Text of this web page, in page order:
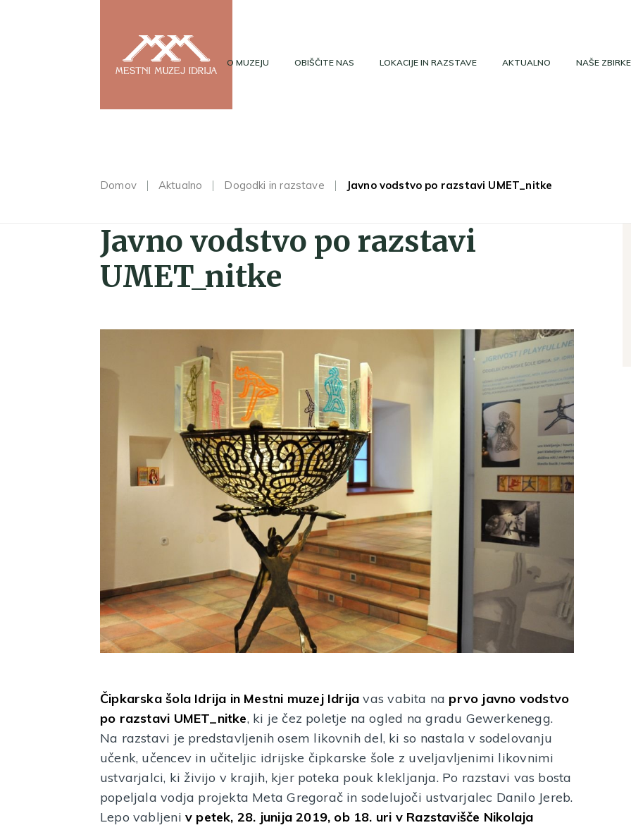
O MUZEJU OBIŠČITE NAS LOKACIJE IN RAZSTAVE AKTUALNO NAŠE ZBIRKE
Domov Aktualno Dogodki in razstave Javno vodstvo po razstavi UMET_nitke
Javno vodstvo po razstavi
UMET_nitke
Čipkarska šola Idrija in Mestni muzej Idrija vas vabita na prvo javno vodstvo
po razstavi UMET_nitke, ki je čez poletje na ogled na gradu Gewerkenegg.
Na razstavi je predstavljenih osem likovnih del, ki so nastala v sodelovanju
učenk, učencev in učiteljic idrijske čipkarske šole z uveljavljenimi likovnimi
ustvarjalci, ki živijo v krajih, kjer poteka pouk klekljanja. Po razstavi vas bosta
popeljala vodja projekta Meta Gregorač in sodelujoči ustvarjalec Danilo Jereb.
Lepo vabljeni v petek, 28. junija 2019, ob 18. uri v Razstavišče Nikolaja